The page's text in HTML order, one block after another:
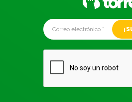
Alternative: